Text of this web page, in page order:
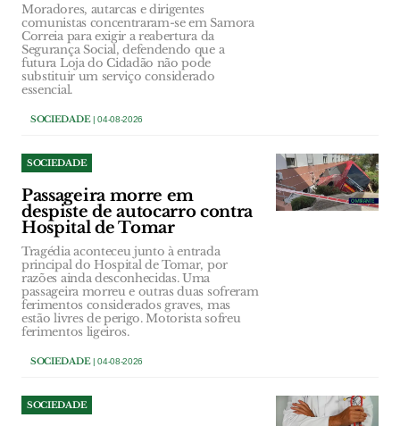
Moradores, autarcas e dirigentes
comunistas concentraram-se em Samora
Correia para exigir a reabertura da
Segurança Social, defendendo que a
futura Loja do Cidadão não pode
substituir um serviço considerado
essencial.
SOCIEDADE| 04-08-2026
SOCIEDADE
Passageira morre em
despiste de autocarro contra
Hospital de Tomar
Tragédia aconteceu junto à entrada
principal do Hospital de Tomar, por
razões ainda desconhecidas. Uma
passageira morreu e outras duas sofreram
ferimentos considerados graves, mas
estão livres de perigo. Motorista sofreu
ferimentos ligeiros.
SOCIEDADE| 04-08-2026
SOCIEDADE